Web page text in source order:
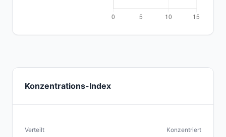
Konzentrations-Index
Verteilt Konzentriert